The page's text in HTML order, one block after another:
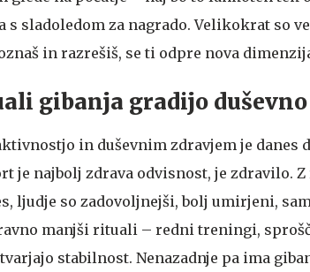
sladoledom za nagrado. Velikokrat so
in razrešiš, se ti odpre nova
gibanja gradijo
in duševnim zdravjem je danes
je najbolj zdrava odvisnost, je zdravilo. Z
ljudje so zadovoljnejši, bolj umirjeni,
manjši rituali – redni treningi,
stabilnost. Nenazadnje pa ima